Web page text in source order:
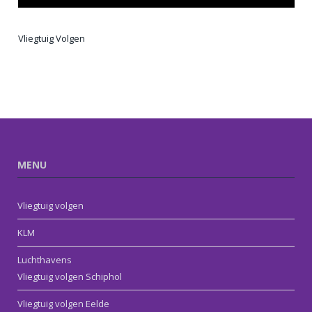
Vliegtuig Volgen
MENU
Vliegtuig volgen
KLM
Luchthavens
Vliegtuig volgen Schiphol
Vliegtuig volgen Eelde